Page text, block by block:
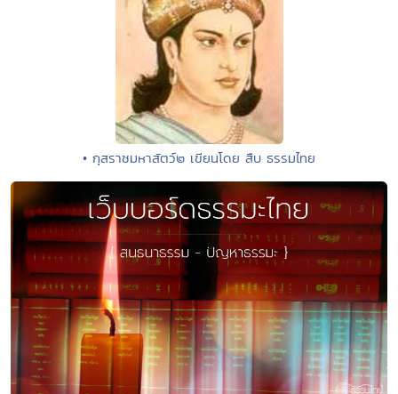
• กุสราชมหาสัตว์๒ เขียนโดย สืบ ธรรมไทย